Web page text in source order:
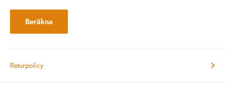
Beräkna
Returpolicy